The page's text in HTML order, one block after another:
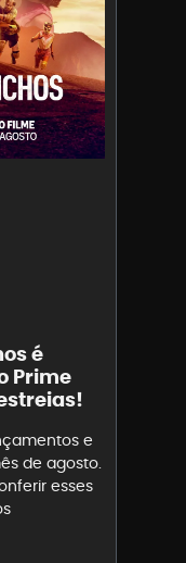
é
Prime
e
de agosto.
esses